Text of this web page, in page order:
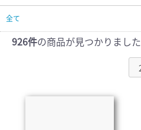
臨床医学:一般(359)
看護学(21)
医療技術(16)
栄養学(0)
薬学(7)
医学一般(91)
全て
926件の商品が見つかりました